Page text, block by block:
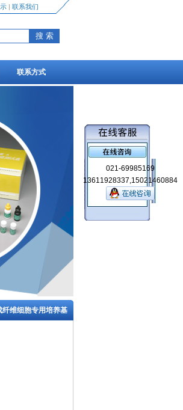
| 联系我们
联系方式
维细胞专用培养基
021-69985169
13611928337,15021460884